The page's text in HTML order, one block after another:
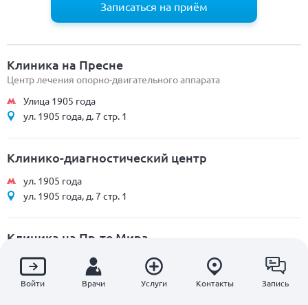
Записаться на приём
Клиника на Пресне
Центр лечения опорно-двигательного аппарата
Улица 1905 года
ул. 1905 года, д. 7 стр. 1
Клинико-диагностический центр
ул. 1905 года
ул. 1905 года, д. 7 стр. 1
Клиника на Пр-те Мира
Проспект Мира
Проспект Мира, д. 39 стр. 1
Войти Врачи Услуги Контакты Запись